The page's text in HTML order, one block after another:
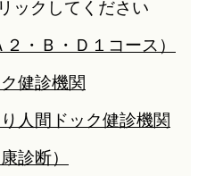
ックしてください
２・Ｂ・Ｄ１コース）
健診機関
人間ドック健診機関
診断）